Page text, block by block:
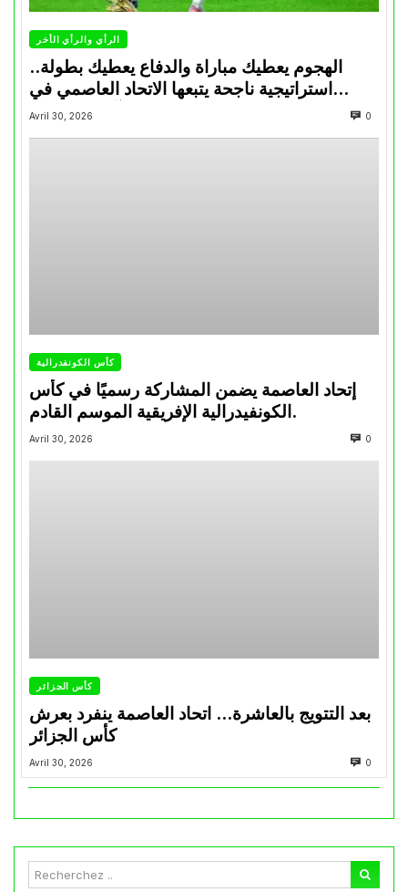
الرأي والرأي الأخر
الهجوم يعطيك مباراة والدفاع يعطيك بطولة..
استراتيجية ناجحة يتبعها الاتحاد العاصمي في
تتويجاته آخر السنوات
Avril 30, 2026 0
كأس الكونفدرالية
إتحاد العاصمة يضمن المشاركة رسميًا في كأس
الكونفيدرالية الإفريقية الموسم القادم.
Avril 30, 2026 0
كأس الجزائر
بعد التتويج بالعاشرة… اتحاد العاصمة ينفرد بعرش
كأس الجزائر
Avril 30, 2026 0